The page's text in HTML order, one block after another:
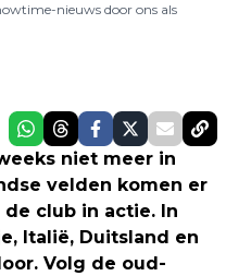
nieuws door ons als
niet meer in
velden komen er
club in actie. In
Italië, Duitsland en
Volg de oud-